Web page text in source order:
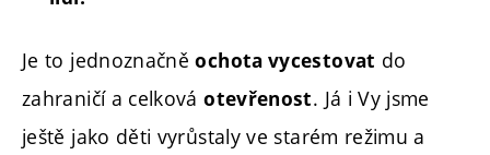
Je to jednoznačněochota vycestovat do
zahraničí a celkováotevřenost. Já i Vy jsme
ještě jako děti vyrůstaly ve starém režimu a